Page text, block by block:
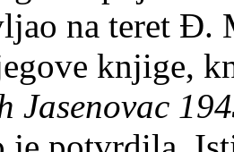
na teret
knjige,
Jasenovac